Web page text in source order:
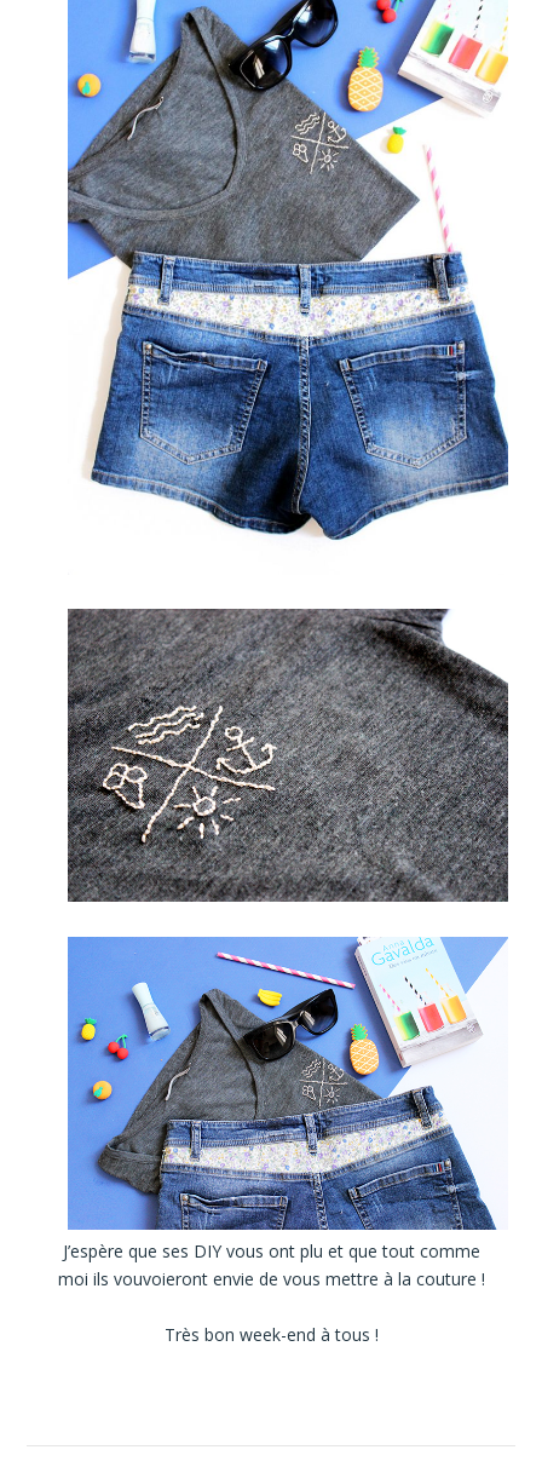
J’espère que ses DIY vous ont plu et que tout comme
moi ils vouvoieront envie de vous mettre à la couture !
Très bon week-end à tous !